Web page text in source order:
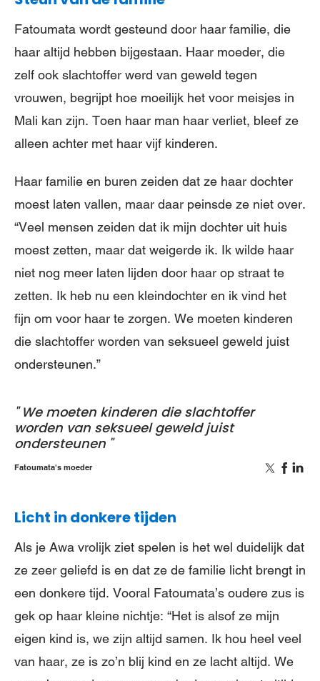
Fatoumata wordt gesteund door haar familie, die
haar altijd hebben bijgestaan. Haar moeder, die
zelf ook slachtoffer werd van geweld tegen
vrouwen, begrijpt hoe moeilijk het voor meisjes in
Mali kan zijn. Toen haar man haar verliet, bleef ze
alleen achter met haar vijf kinderen.
Haar familie en buren zeiden dat ze haar dochter
moest laten vallen, maar daar peinsde ze niet over.
“Veel mensen zeiden dat ik mijn dochter uit huis
moest zetten, maar dat weigerde ik. Ik wilde haar
niet nog meer laten lijden door haar op straat te
zetten. Ik heb nu een kleindochter en ik vind het
fijn om voor haar te zorgen. We moeten kinderen
die slachtoffer worden van seksueel geweld juist
ondersteunen.”
We moeten kinderen die slachtoffer
worden van seksueel geweld juist
ondersteunen
Fatoumata's moeder
Licht in donkere tijden
Als je Awa vrolijk ziet spelen is het wel duidelijk dat
ze zeer geliefd is en dat ze de familie licht brengt in
een donkere tijd. Vooral Fatoumata’s oudere zus is
gek op haar kleine nichtje: “Het is alsof ze mijn
eigen kind is, we zijn altijd samen. Ik hou heel veel
van haar, ze is zo’n blij kind en ze lacht altijd. We